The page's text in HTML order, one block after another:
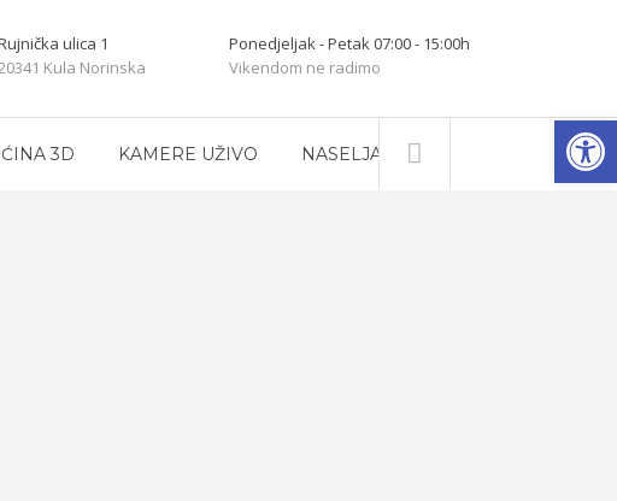
ulica 1
Kula Norinska
Ponedjeljak - Petak 07:00 - 15:00h
Vikendom ne radimo
3D KAMERE UŽIVO NASELJA